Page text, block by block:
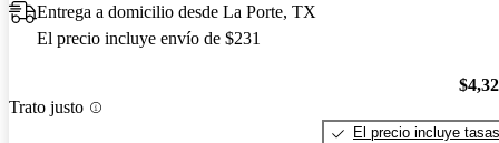
Entrega a domicilio desde La Porte, TX
El precio incluye envío de $231
Trato justo
El precio incluye tasas